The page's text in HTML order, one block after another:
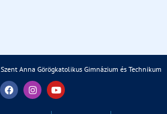
Szent Anna Görögkatolikus Gimnázium és Technikum